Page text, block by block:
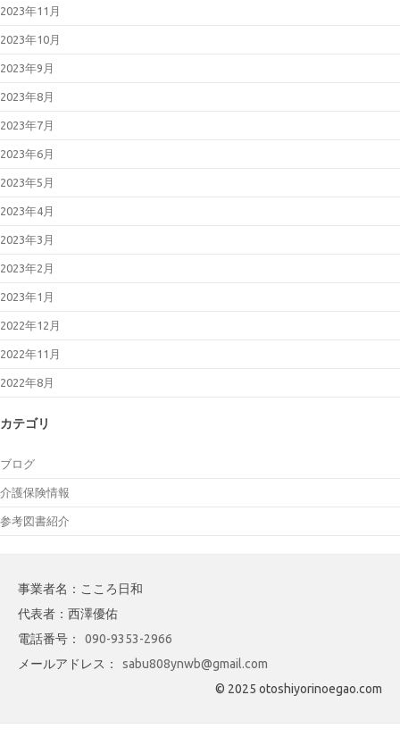
2023年11月
2023年10月
2023年9月
2023年8月
2023年7月
2023年6月
2023年5月
2023年4月
2023年3月
2023年2月
2023年1月
2022年12月
2022年11月
2022年8月
カテゴリ
ブログ
介護保険情報
参考図書紹介
事業者名：こころ日和
代表者：西澤優佑
電話番号：
090-9353-2966
メールアドレス：
sabu808ynwb@gmail.com
© 2025 otoshiyorinoegao.com